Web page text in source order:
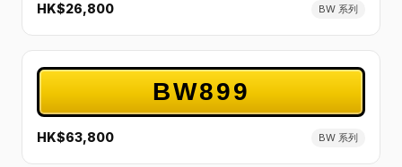
HK$26,800 BW 系列
BW899
HK$63,800 BW 系列